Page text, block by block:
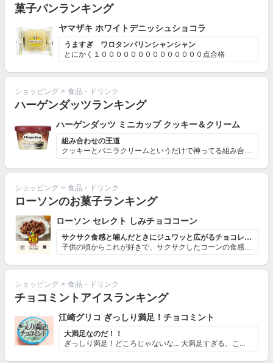
菓子パンランキング
ヤマザキ ホワイトデニッシュショコラ
うますぎ ワロタンバリンシャンシャン
とにかく１００００００００００００００点合格
ショッピング > 食品・ドリンク
ハーゲンダッツランキング
ハーゲンダッツ ミニカップ クッキー＆クリーム
組み合わせの王道
クッキーとバニラクリームというだけで神ってる組み合わせ...
ショッピング > 食品・ドリンク
ローソンのお菓子ランキング
ローソン セレクト しみチョココーン
サクサク食感と噛んだときにジュワッと広がるチョコレート...
子供の頃からこれが好きで、サクサクしたコーンの食感とし...
ショッピング > 食品・ドリンク
チョコミントアイスランキング
江崎グリコ ぎっしり満足！チョコミント
大満足なのだ！！
ぎっしり満足！どころじゃないな... 大満足すぎる、こ...